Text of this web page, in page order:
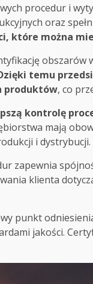
procedur i
oraz
które można
obszarów
temu
produktów, co
kontrolę
mają
i dystrybucji.
zapewnia
klienta
punkt
jakości.